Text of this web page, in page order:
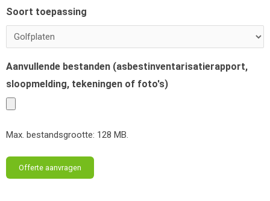
Soort toepassing
Aanvullende bestanden (asbestinventarisatierapport,
sloopmelding, tekeningen of foto's)
Max. bestandsgrootte: 128 MB.